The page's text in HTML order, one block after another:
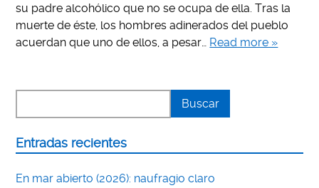
su padre alcohólico que no se ocupa de ella. Tras la
muerte de éste, los hombres adinerados del pueblo
acuerdan que uno de ellos, a pesar… Read more »
Entradas recientes
En mar abierto (2026): naufragio claro